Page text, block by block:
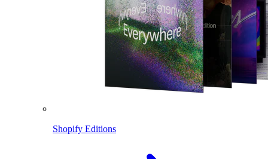
Shopify Editions